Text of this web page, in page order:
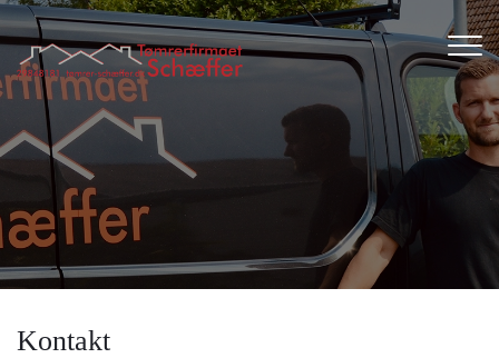
Gå
til
hovedindhold
Kontakt